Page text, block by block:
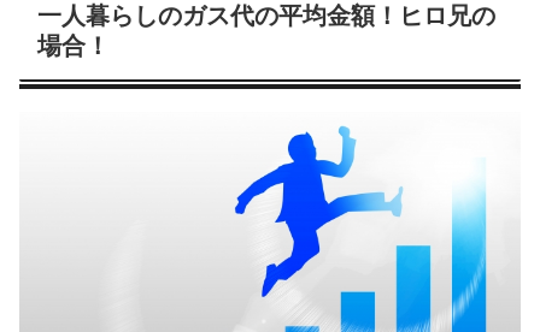
一人暮らしのガス代の平均金額！ヒロ兄の
場合！